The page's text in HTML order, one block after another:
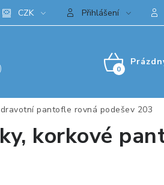
CZK Přihlášení
NÁKUPNÍ
KOŠÍK
pantofle rovná podešev 203
korkové